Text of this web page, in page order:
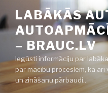
to
content
LABĀKĀS
– BRAUC.LV
Iegūsti informāciju par
par mācību procesiem, kā
un zināšanu pārbaudi..